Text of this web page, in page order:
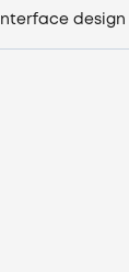
Interface design